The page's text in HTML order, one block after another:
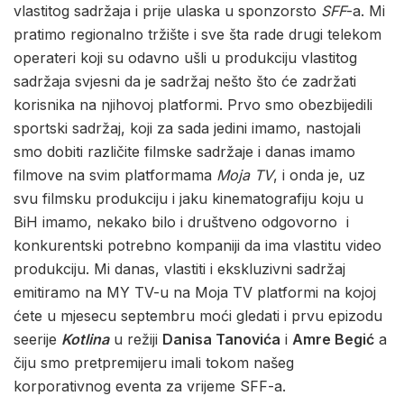
vlastitog sadržaja i prije ulaska u sponzorsto SFF-a. Mi
pratimo regionalno tržište i sve šta rade drugi telekom
operateri koji su odavno ušli u produkciju vlastitog
sadržaja svjesni da je sadržaj nešto što će zadržati
korisnika na njihovoj platformi. Prvo smo obezbijedili
sportski sadržaj, koji za sada jedini imamo, nastojali
smo dobiti različite filmske sadržaje i danas imamo
filmove na svim platformama Moja TV, i onda je, uz
svu filmsku produkciju i jaku kinematografiju koju u
BiH imamo, nekako bilo i društveno odgovorno i
konkurentski potrebno kompaniji da ima vlastitu video
produkciju. Mi danas, vlastiti i ekskluzivni sadržaj
emitiramo na MY TV-u na Moja TV platformi na kojoj
ćete u mjesecu septembru moći gledati i prvu epizodu
seerije Kotlinau režiji Danisa Tanovića i Amre Begić a
čiju smo pretpremijeru imali tokom našeg
korporativnog eventa za vrijeme SFF-a.